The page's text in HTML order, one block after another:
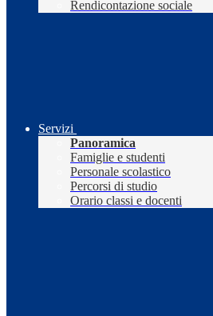
Rendicontazione sociale
Servizi
Panoramica
Famiglie e studenti
Personale scolastico
Percorsi di studio
Orario classi e docenti